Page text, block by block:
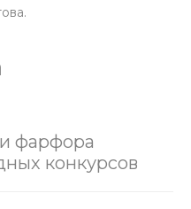
фарфора
конкурсов